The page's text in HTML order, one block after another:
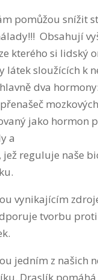
pomůžou snížit
Obsahují
kterého si lidský
látek sloužících k
dva hormony:
jako hormon
a
jež reguluje naše
vynikajícím
tvorbu
jedním z našich